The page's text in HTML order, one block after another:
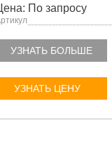
По запросу
УЗНАТЬ БОЛЬШЕ
УЗНАТЬ ЦЕНУ